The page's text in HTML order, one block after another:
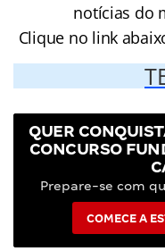
notícias do
Clique no link
QUER
CONCURSO
Prepare-se com
COMECE A